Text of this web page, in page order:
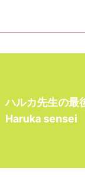
ハルカ先生の
Haruka sensei